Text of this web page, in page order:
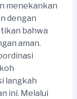
menekankan
dengan
bahwa
aman.
langkah
ini. Melalui